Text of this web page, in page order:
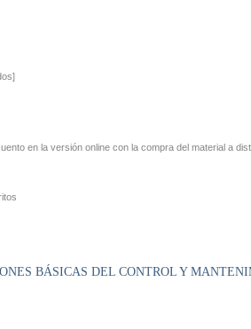
en la versión online con la compra del material a
BÁSICAS DEL CONTROL Y